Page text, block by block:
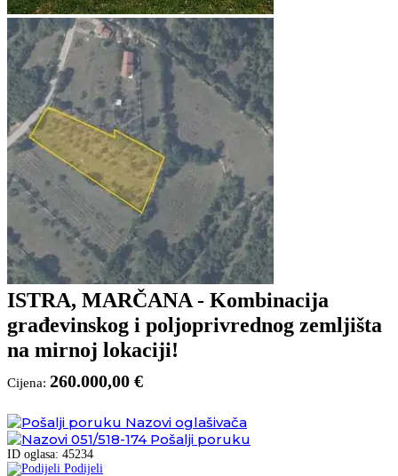
ISTRA, MARČANA - Kombinacija
građevinskog i poljoprivrednog zemljišta
na mirnoj lokaciji!
Cijena: 260.000,00 €
Nazovi oglašivača
051/518-174 Pošalji poruku
ID oglasa: 45234
Podijeli